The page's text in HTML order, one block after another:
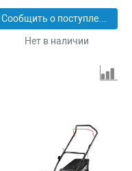
Сообщить о поступлении
Нет в наличии